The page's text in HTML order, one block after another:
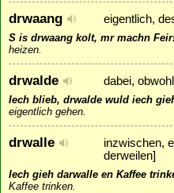
drwaang eigentlich,
S is drwaang kolt, mr machn
heizen.
drwalde dabei,
Iech blieb, drwalde wuld iech
eigentlich gehen.
drwalle
inzwischen,
derweilen]
Iech gieh darwalle en Kaffee
Kaffee trinken.